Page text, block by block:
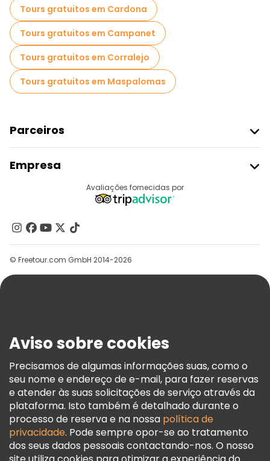
Passeios de bicicleta em Madrid
Passeios gastronômicos em Madrid
Passeios gratuitos perto Royal Palace of Madrid
Passeios gratuitos perto Plaza Mayor
Tours gratuitos em Cardona
Tours gratuitos em Campanet
Tours gratuitos em Corralejo
Tours gratuitos em Maspalomas
Parceiros
Registo Do Fornecedor
Programa De Afiliados
Empresa
Contacte-Nos
Grupos
Ajuda
Termos E Informações Legais
Política De Cookies
Freetour Prémios
Programa De Fidelidade
Avaliações fornecidas por
© Freetour.com GmbH 2014-2026
Aviso sobre cookies
Precisamos de algumas informações suas, como o
seu nome e endereço de e-mail, para fazer reservas
e atender às suas solicitações de serviço através da
plataforma. Isto também é detalhado durante o
processo de reserva e na nossa política de
privacidade. Pode sempre opor-se ao tratamento
dos seus dados pessoais contactando-nos. O nosso